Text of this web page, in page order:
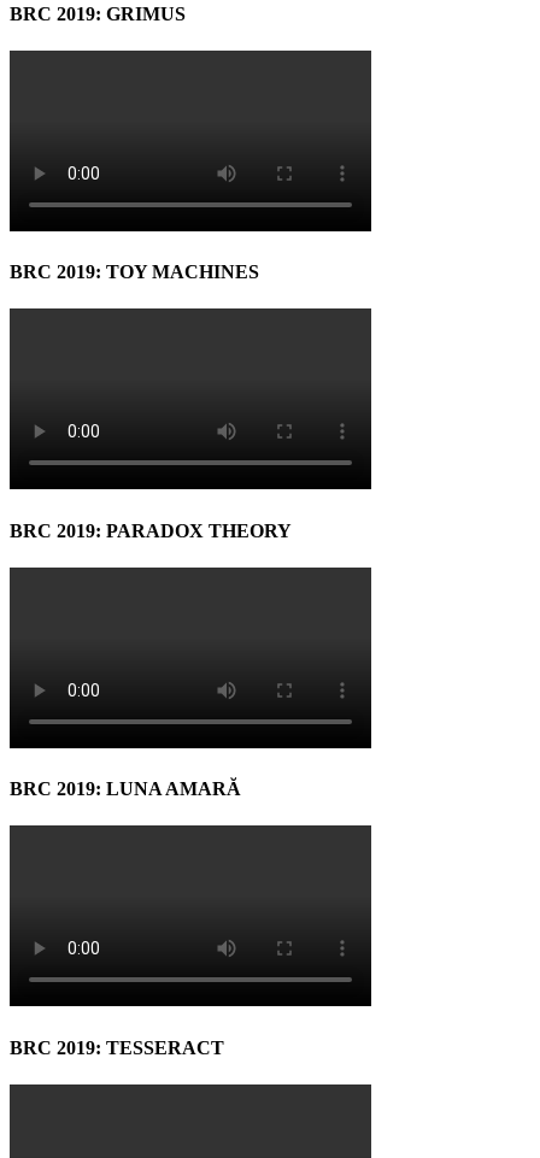
BRC 2019: GRIMUS
BRC 2019: TOY MACHINES
BRC 2019: PARADOX THEORY
BRC 2019: LUNA AMARĂ
BRC 2019: TESSERACT